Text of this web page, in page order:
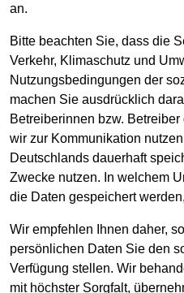
an.
Bitte beachten Sie, dass die
Verkehr, Klimaschutz und
Nutzungsbedingungen der
machen Sie ausdrücklich
Betreiberinnen bzw.
wir zur Kommunikation
Deutschlands dauerhaft
Zwecke nutzen. In welchem
die Daten gespeichert
Wir empfehlen Ihnen daher,
persönlichen Daten Sie den
Verfügung stellen. Wir
mit höchster Sorgfalt,